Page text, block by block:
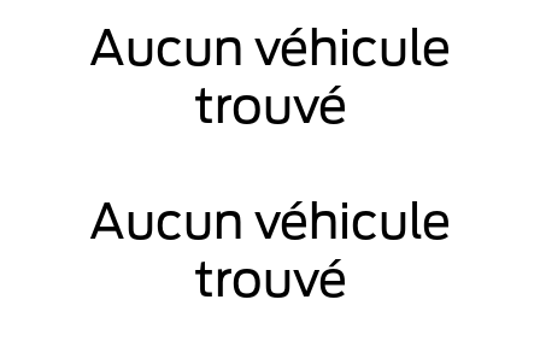
Aucun véhicule
trouvé
Aucun véhicule
trouvé